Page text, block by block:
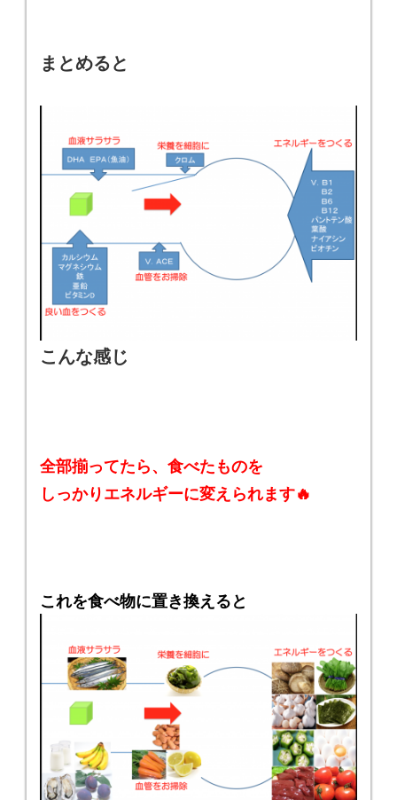
まとめると
こんな感じ
全部揃ってたら、食べたものを
しっかりエネルギーに変えられます🔥
これを食べ物に置き換えると